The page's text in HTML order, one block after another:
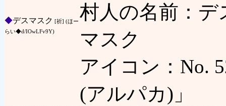
◆デスマスク [祈] (ほー
らい◆d/IOwLFv9Y)
村人の名前：
マスク
アイコン：No.
(アルパカ)」